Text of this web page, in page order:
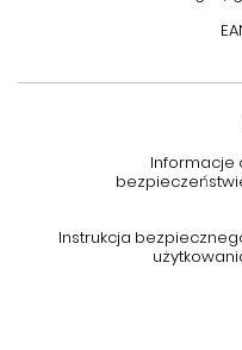
niebanalnym wzornictwem.
Informacje
Instrukcja